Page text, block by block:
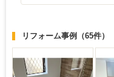
リフォーム事例 （65件）